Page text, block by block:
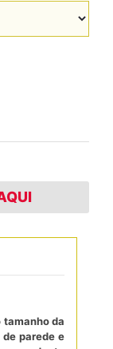
da
parede e